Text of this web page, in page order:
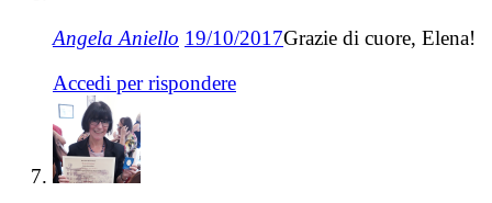
Angela Aniello 19/10/2017Grazie di cuore, Elena!
Accedi per rispondere